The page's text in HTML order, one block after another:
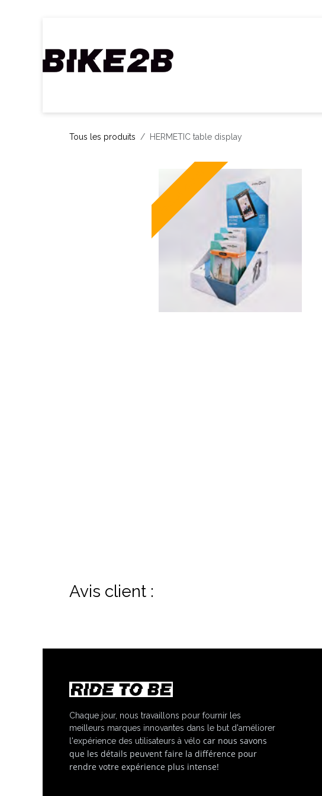
Tous les produits HERMETIC table display
End of stock
Avis client :
Chaque jour, nous travaillons pour fournir les
meilleurs marques innovantes dans le but d'améliorer
l'expérience des utilisateurs à vélo car nous savons
que les détails peuvent faire la différence pour
rendre votre expérience plus intense!